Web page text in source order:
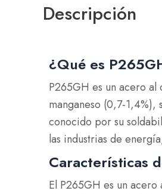
Descripción
¿Qué es
P265GH es un acero
manganeso (0,7-
conocido por su
las industrias de
Características
El P265GH es un